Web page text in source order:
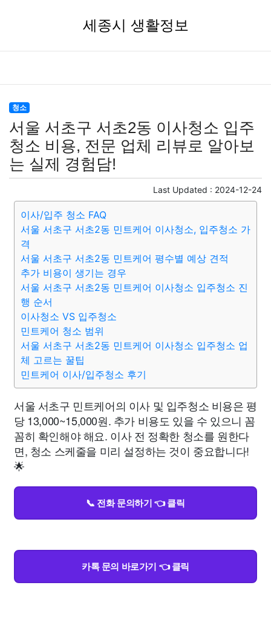
세종시 생활정보
청소
서울 서초구 서초2동 이사청소 입주
청소 비용, 전문 업체 리뷰로 알아보
는 실제 경험담!
Last Updated : 2024-12-24
이사/입주 청소 FAQ
서울 서초구 서초2동 민트케어 이사청소, 입주청소 가
격
서울 서초구 서초2동 민트케어 평수별 예상 견적
추가 비용이 생기는 경우
서울 서초구 서초2동 민트케어 이사청소 입주청소 진
행 순서
이사청소 VS 입주청소
민트케어 청소 범위
서울 서초구 서초2동 민트케어 이사청소 입주청소 업
체 고르는 꿀팁
민트케어 이사/입주청소 후기
서울 서초구 민트케어의 이사 및 입주청소 비용은 평
당 13,000~15,000원. 추가 비용도 있을 수 있으니 꼼
꼼히 확인해야 해요. 이사 전 정확한 청소를 원한다
면, 청소 스케줄을 미리 설정하는 것이 중요합니다!
🌟
📞 전화 문의하기 👈 클릭
카톡 문의 바로가기 👈 클릭